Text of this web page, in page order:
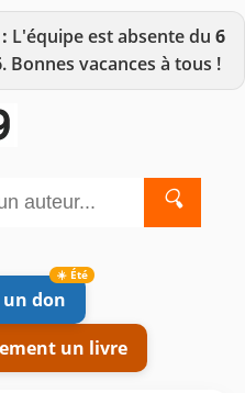
L'équipe est absente du 6
. Bonnes vacances à tous !
🔍
un don
un livre